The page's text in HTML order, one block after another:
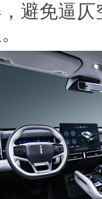
避免逼